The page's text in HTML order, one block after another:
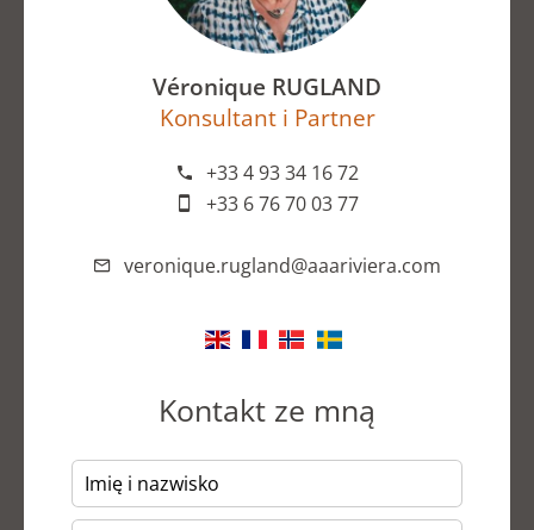
Véronique RUGLAND
Konsultant i Partner
+33 4 93 34 16 72
+33 6 76 70 03 77
veronique.rugland@aaariviera.com
Kontakt ze mną